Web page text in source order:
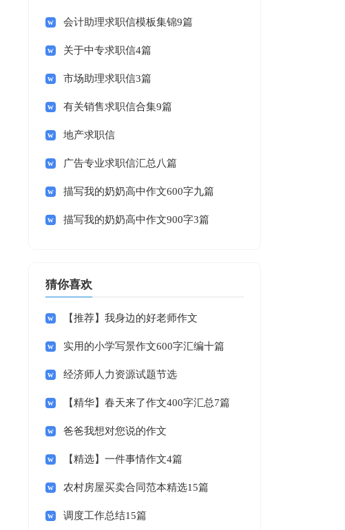
会计助理求职信模板集锦9篇
关于中专求职信4篇
市场助理求职信3篇
有关销售求职信合集9篇
地产求职信
广告专业求职信汇总八篇
描写我的奶奶高中作文600字九篇
描写我的奶奶高中作文900字3篇
猜你喜欢
【推荐】我身边的好老师作文
实用的小学写景作文600字汇编十篇
经济师人力资源试题节选
【精华】春天来了作文400字汇总7篇
爸爸我想对您说的作文
【精选】一件事情作文4篇
农村房屋买卖合同范本精选15篇
调度工作总结15篇